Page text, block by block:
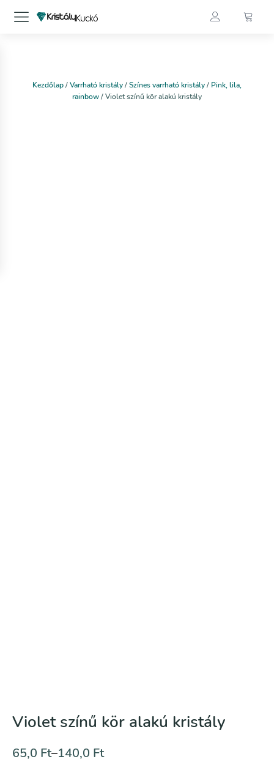
Kezdőlap/Varrható kristály/Színes varrható kristály/ Pink, lila,
rainbow/ Violet színű kör alakú kristály
Violet színű kör alakú kristály
65,0 Ft–140,0 Ft